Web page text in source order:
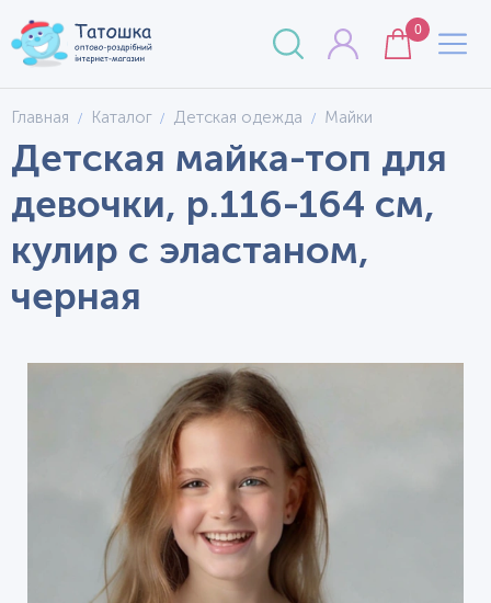
0
Главная Каталог Детская одежда Майки
Детская майка-топ для
девочки, р.116-164 см,
кулир с эластаном,
черная